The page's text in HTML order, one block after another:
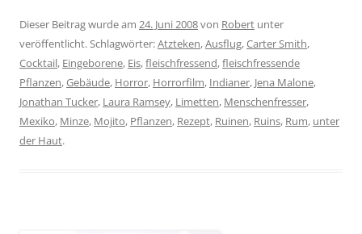
Dieser Beitrag wurde am 24. Juni 2008von Robert unter
veröffentlicht. Schlagwörter:Atzteken,Ausflug,Carter Smith,
Cocktail, Eingeborene, Eis,fleischfressend,fleischfressende
Pflanzen,Gebäude, Horror, Horrorfilm, Indianer, Jena Malone,
Jonathan Tucker, Laura Ramsey, Limetten, Menschenfresser,
Mexiko, Minze, Mojito, Pflanzen, Rezept, Ruinen, Ruins, Rum, unter
der Haut.